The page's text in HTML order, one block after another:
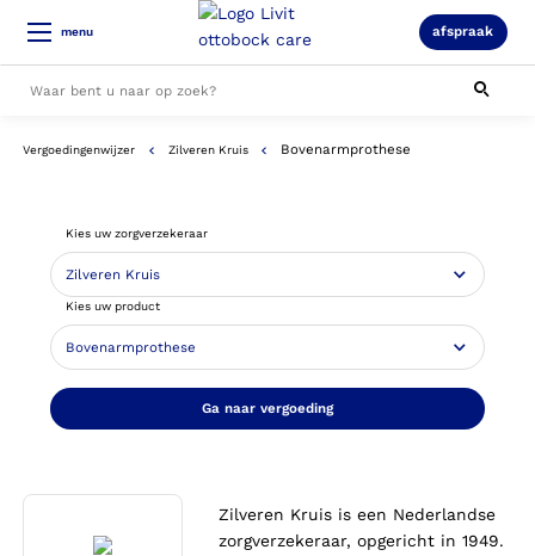
menu afspraak
Alle resultaten
Vergoedingenwijzer Zilveren Kruis Bovenarmprothese
Kies uw zorgverzekeraar
Kies uw product
Ga naar vergoeding
Zilveren Kruis is een Nederlandse
zorgverzekeraar, opgericht in 1949.